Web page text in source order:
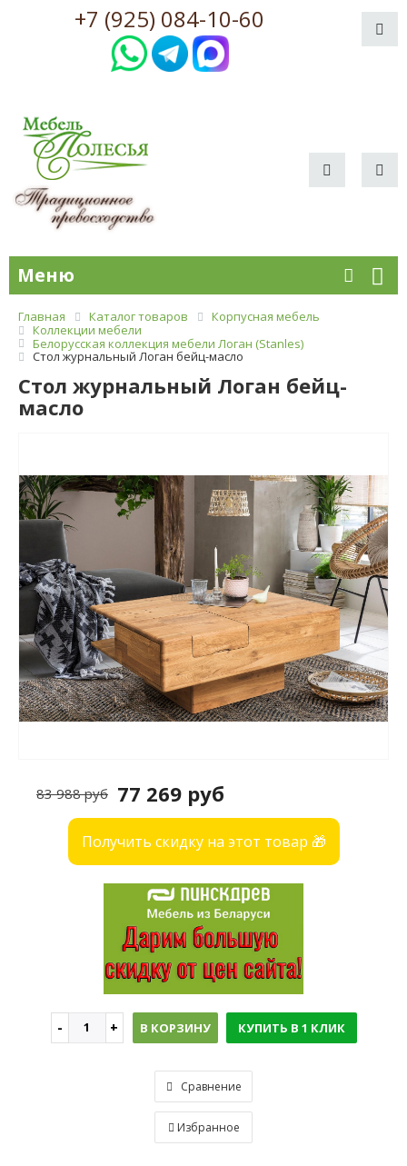
+7 (925) 084-10-60
Меню
Главная Каталог товаров
Корпусная мебель
Коллекции мебели
Белорусская коллекция мебели Логан (Stanles)
Стол журнальный Логан бейц-масло
Стол журнальный Логан бейц-
масло
77 269 руб
83 988 руб
Получить скидку на этот товар 🎁
В КОРЗИНУ КУПИТЬ В 1 КЛИК
Сравнение
Избранное